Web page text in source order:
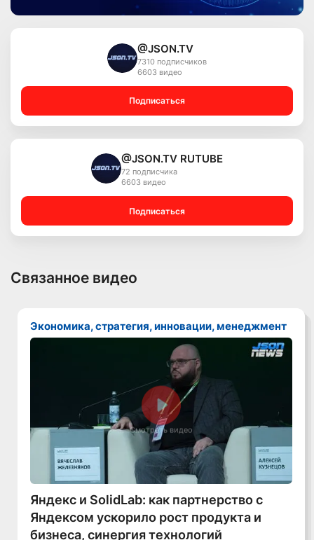
@JSON.TV
7310 подписчиков
6603 видео
Подписаться
@JSON.TV RUTUBE
72 подписчика
6603 видео
Подписаться
Связанное видео
Экономика, стратегия, инновации, менеджмент
Смотреть видео
Яндекс и SolidLab: как партнерство с
Яндексом ускорило рост продукта и
бизнеса, синергия технологий